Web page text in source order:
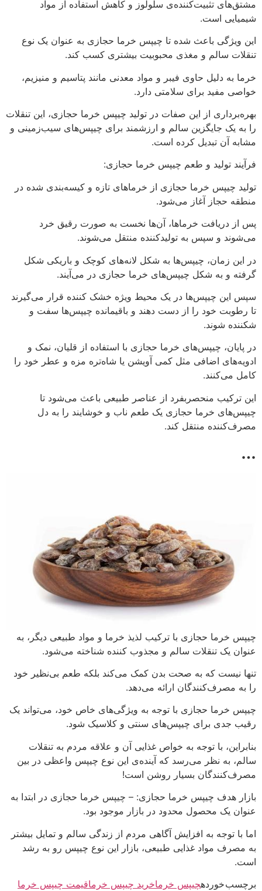
مشتق‌های تثبیت‌کننده‌ی سلولوز و کاهش استفاده از مواد
شیمیایی است.
این ویژگی باعث شده تا چیپس خرما حجازی به عنوان یک نوع
تنقلات سالم و مغذی محبوبیت بیشتری کسب کند.
خرما به دلیل حاوی فیبر و مواد معدنی مانند پتاسیم و منیزیم،
خواصی مفید برای سلامتی دارد.
بهره‌برداری از این صفات در تولید چیپس خرما حجازی، این تنقلات
را به یک جایگزین سالم و ارزشمند برای چیپس‌های سیب‌زمینی و
مشابه آن تبدیل کرده است.
فرآیند تولید و طعم چیپس خرما حجازی:
تولید چیپس خرما حجازی از خرماهای تازه و کیسه‌بندی شده در
منطقه حجاز آغاز می‌شود.
پس از دریافت خرماها، آن‌ها نخست به صورت رقیق خرد
می‌شوند و سپس به تولیدکننده منتقل می‌شوند.
در این زمان، چیپس‌ها به شکل لانه‌های کوچک و باریکی شکل
گرفته و به شکل چیپس‌های خرما حجازی در می‌آیند.
سپس این چیپس‌ها در یک محیط ویژه خشک کننده قرار می‌گیرند
تا رطوبت خود را از دست دهند و باقیمانده چیپس‌ها سفت و
شکننده شوند.
در پایان، چیپس‌های خرما حجازی با استفاده از قلیان، نمک و
ادویه‌های اضافی مثل کمی آویشن یا شاه‌تره مزه و عطر خود را
کامل می‌کنند.
این ترکیب منحصربفرد از عناصر طبیعی باعث می‌شود تا
چیپس‌های خرما حجازی یک طعم ناب و خوشایند را به دل
مصرف‌کننده منتقل کند.
…
چیپس خرما حجازی با ترکیب لذیذ خرما و مواد طبیعی دیگر، به
عنوان یک تنقلات سالم و مجذوب کننده شناخته می‌شود.
تنها نیست که به صحت بدن کمک می‌کند بلکه طعم بی‌نظیر خود
را به مصرف‌کنندگان ارائه می‌دهد.
چیپس خرما حجازی با توجه به ویژگی‌های خاص خود، می‌تواند یک
رقیب جدی برای چیپس‌های سنتی و کلاسیک شود.
بنابراین، با توجه به خواص غذایی آن و علاقه مردم به تنقلات
سالم، به نظر می‌رسد که آینده‌ی این نوع چیپس واعظی در بین
مصرف‌کنندگان بسیار روشن است!
بازار هدف چیپس خرما حجازی: – چیپس خرما حجازی در ابتدا به
عنوان یک محصول محدود در بازار موجود بود.
اما با توجه به افزایش آگاهی مردم از زندگی سالم و تمایل بیشتر
به مصرف مواد غذایی طبیعی، بازار این نوع چیپس رو به رشد
است.
برچسب خوردهچیپس خرماخرید چیپس خرماقیمت چیپس خرما